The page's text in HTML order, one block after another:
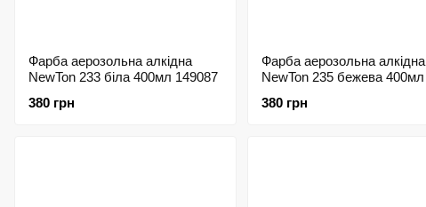
Фарба аерозольна алкідна
NewTon 233 біла 400мл 149087
380 грн
Фарба аерозольна алкідна
NewTon 235 бежева 400мл
380 грн